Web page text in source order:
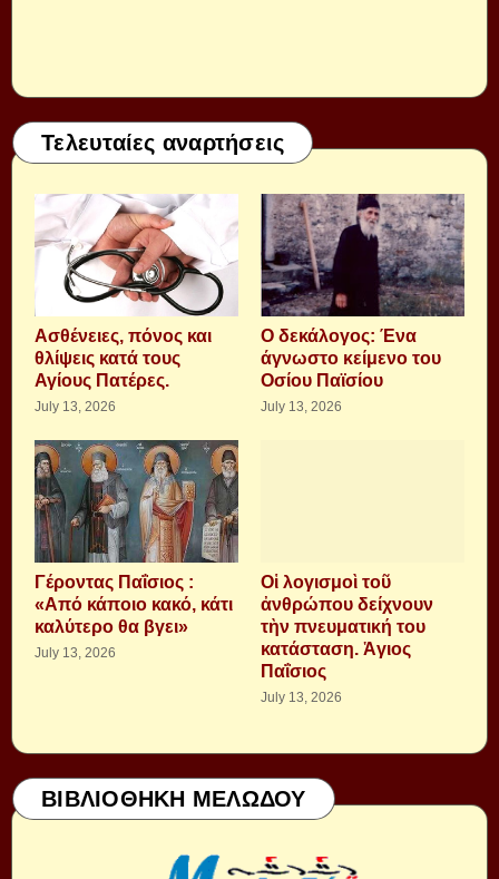
Τελευταίες αναρτήσεις
Aσθένειες, πόνος και
θλίψεις κατά τους
Αγίους Πατέρες.
July 13, 2026
Ο δεκάλογος: Ένα
άγνωστο κείμενο του
Οσίου Παϊσίου
July 13, 2026
Γέροντας Παΐσιος :
«Από κάποιο κακό, κάτι
καλύτερο θα βγει»
July 13, 2026
Οἱ λογισμοὶ τοῦ
ἀνθρώπου δείχνουν
τὴν πνευματική του
κατάσταση. Ἁγιος
Παΐσιος
July 13, 2026
ΒΙΒΛΙΟΘΗΚΗ ΜΕΛΩΔΟΥ